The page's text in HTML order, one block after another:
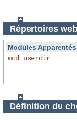
Répertoires
Modules Apparentés
mod_userdir
Définition du